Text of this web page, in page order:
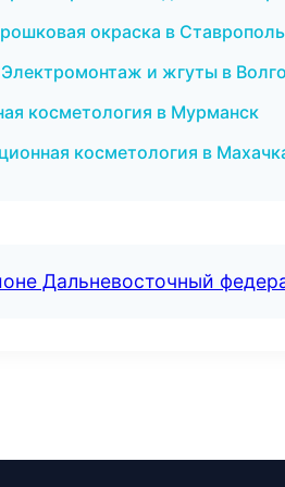
окраска в Ставрополь
и жгуты в
косметология в Мурманск
косметология в
Дальневосточный